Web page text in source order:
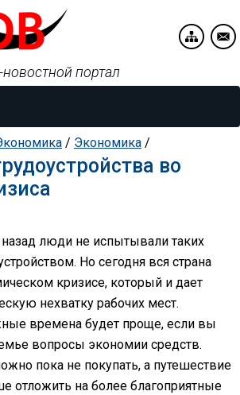
портал
/ Экономика /
во
люди не испытывали таких
Но сегодня вся страна
кризисе, который и дает
нехватку рабочих мест.
времена будет проще, если вы
вопросы экономии средств.
пока не покупать, а путешествие
отложить на более благоприятные